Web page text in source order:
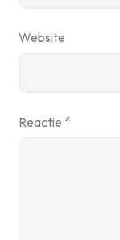
Website
Reactie *